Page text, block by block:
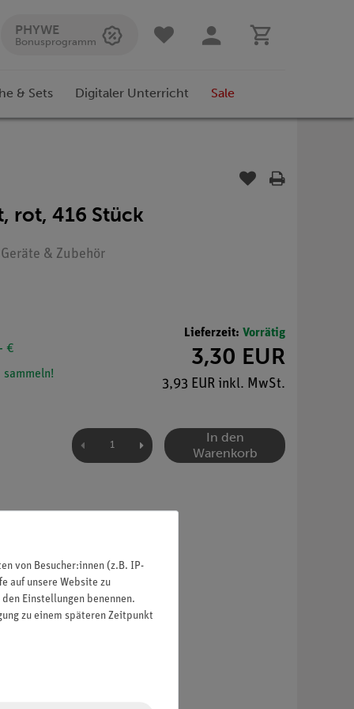
PHYWE
Bonusprogramm
& Sets Digitaler Unterricht Sale
rot, 416 Stück
& Zubehör
€
Lieferzeit: Vorrätig
3,30 EUR
3,93 EUR inkl. MwSt.
In den
Warenkorb
von Besucher:innen (z.B. IP-
auf unsere Website zu
Einstellungen benennen.
zu einem späteren Zeitpunkt